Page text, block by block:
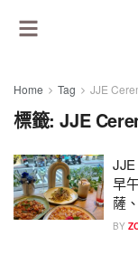
Home Tag JJE
標籤:JJE
JJE
早
薩
BY